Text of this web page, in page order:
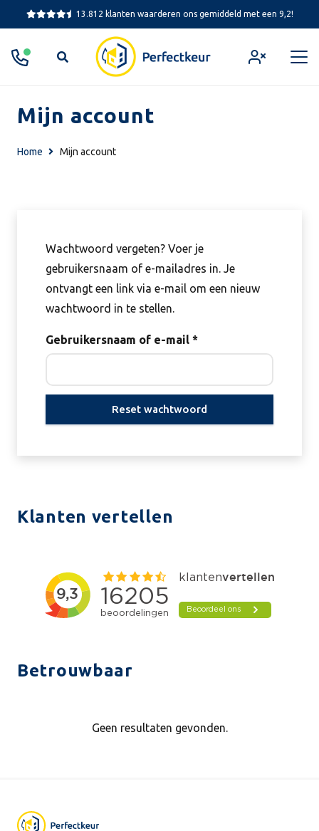
13.812 klanten waarderen ons gemiddeld met een 9,2!
Mijn account
Home Mijn account
Wachtwoord vergeten? Voer je
gebruikersnaam of e-mailadres in. Je
ontvangt een link via e-mail om een nieuw
wachtwoord in te stellen.
Gebruikersnaam of e-mail *Vereist
Reset wachtwoord
Klanten vertellen
Betrouwbaar
Geen resultaten gevonden.